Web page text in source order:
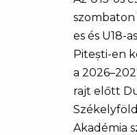
szombaton
es és U18-
Pitești-en
a
rajt előtt
Akadémia